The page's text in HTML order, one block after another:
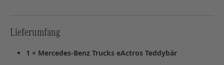
Lieferumfang
1 × Mercedes‑Benz Trucks eActros Teddybär